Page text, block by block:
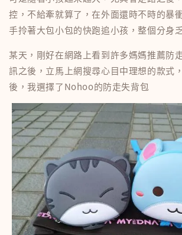
控，不給牽就算了，在外面還時不時的暴
手拎著大包小包的快跑追小孩，整個分身
某天，剛好在網路上看到許多媽媽推薦防
訊之後，立馬上網搜尋心目中理想的款式
後，我選擇了Nohoo的防走失背包